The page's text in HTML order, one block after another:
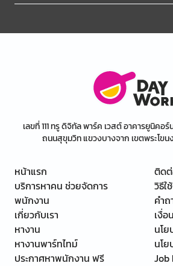
เลขที่ 111 ทรู ดิจิทัล พาร์ค เวสต์ อาคารยูนิคอ
ถนนสุขุมวิท แขวงบางจาก เขตพระโขน
หน้าแรก
บริการหาคน ช่วยจัดการ
พนักงาน
เกี่ยวกับเรา
หางาน
หางานพาร์ทไทม์
ประกาศหาพนักงาน ฟรี
ติดต่
วิธีใ
คำ
เงื่อ
นโ
นโ
Job